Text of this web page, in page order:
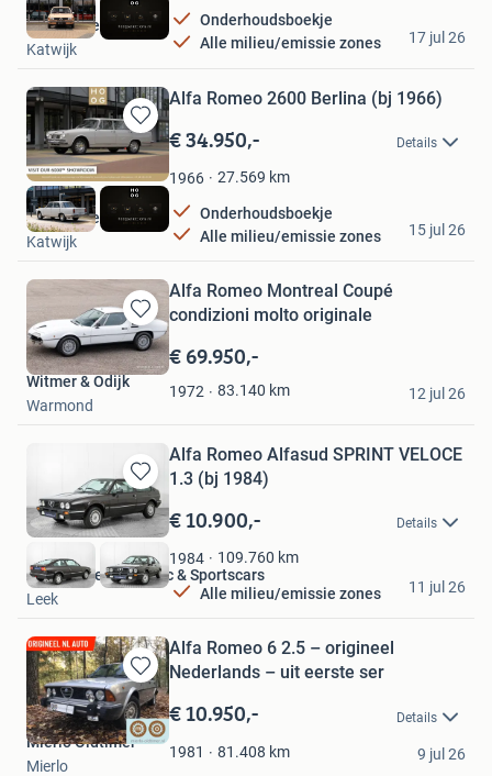
Onderhoudsboekje
Alle milieu/emissie zones
HooG Selections
Katwijk
17 jul 26
Bewaren
in
Mijn
Favorieten
Alfa Romeo 2600 Berlina (bj 1966)
€ 34.950,- Details
1966 27.569 km
Onderhoudsboekje
Alle milieu/emissie zones
HooG Selections
Katwijk
15 jul 26
Bewaren
in
Mijn
Favorieten
Alfa Romeo Montreal Coupé
condizioni molto originale
€ 69.950,-
1972 83.140 km
Witmer & Odijk
Warmond
12 jul 26
Bewaren
in
Mijn
Favorieten
Alfa Romeo Alfasud SPRINT VELOCE
1.3 (bj 1984)
€ 10.900,- Details
1984 109.760 km
Alle milieu/emissie zones
Hofman Leek Classic & Sportscars
Leek
11 jul 26
Bewaren
in
Mijn
Favorieten
Alfa Romeo 6 2.5 – origineel
Nederlands – uit eerste ser
€ 10.950,- Details
1981 81.408 km
Mierlo Oldtimer
Mierlo
9 jul 26